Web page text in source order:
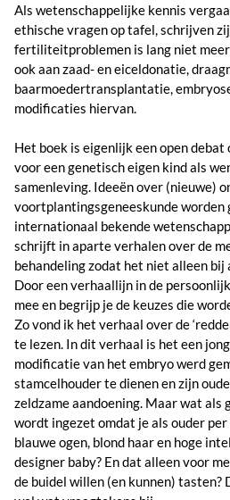
Als wetenschappelijke kennis
ethische vragen op tafel, schrijven
fertiliteitproblemen is lang niet
ook aan zaad- en eiceldonatie,
baarmoedertransplantatie,
modificaties hiervan.
Het boek is eigenlijk een open
voor een genetisch eigen kind als
samenleving. Ideeën over (nieuwe)
voortplantingsgeneeskunde worden
internationaal bekende
schrijft in aparte verhalen over de
behandeling zodat het niet alleen
Door een verhaallijn in de
mee en begrijp je de keuzes die
Zo vond ik het verhaal over de
te lezen. In dit verhaal is het een
modificatie van het embryo werd
stamcelhouder te dienen en zijn
zeldzame aandoening. Maar wat als
wordt ingezet omdat je als ouder
blauwe ogen, blond haar en hoge
designer baby? En dat alleen voor
de buidel willen (en kunnen)